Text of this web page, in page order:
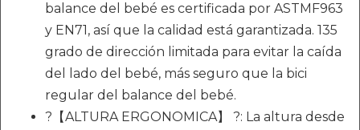
balance del bebé es certificada por ASTMF963
y EN71, así que la calidad está garantizada. 135
grado de dirección limitada para evitar la caída
del lado del bebé, más seguro que la bici
regular del balance del bebé.
?【ALTURA ERGONOMICA】 ?: La altura desde